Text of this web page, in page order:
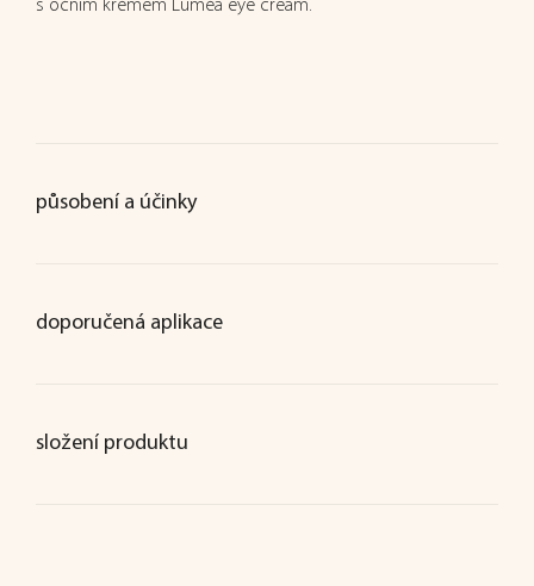
s očním krémem Luméa eye cream.
působení a účinky
doporučená aplikace
složení produktu